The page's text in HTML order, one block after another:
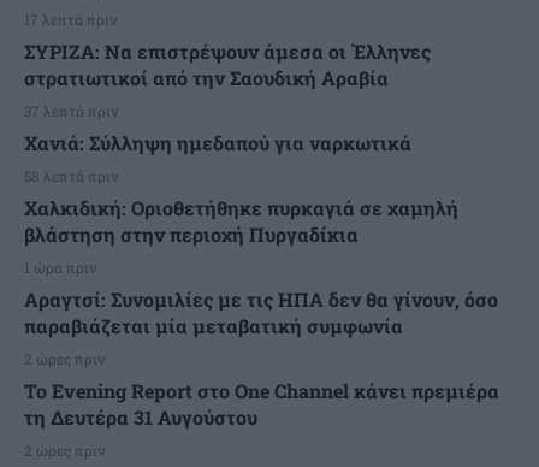
17 λεπτά πριν
ΣΥΡΙΖΑ: Να επιστρέψουν άμεσα οι Έλληνες
στρατιωτικοί από την Σαουδική Αραβία
37 λεπτά πριν
Χανιά: Σύλληψη ημεδαπού για ναρκωτικά
58 λεπτά πριν
Χαλκιδική: Οριοθετήθηκε πυρκαγιά σε χαμηλή
βλάστηση στην περιοχή Πυργαδίκια
1 ώρα πριν
Αραγτσί: Συνομιλίες με τις ΗΠΑ δεν θα γίνουν, όσο
παραβιάζεται μία μεταβατική συμφωνία
2 ώρες πριν
Το Evening Report στο One Channel κάνει πρεμιέρα
τη Δευτέρα 31 Αυγούστου
2 ώρες πριν